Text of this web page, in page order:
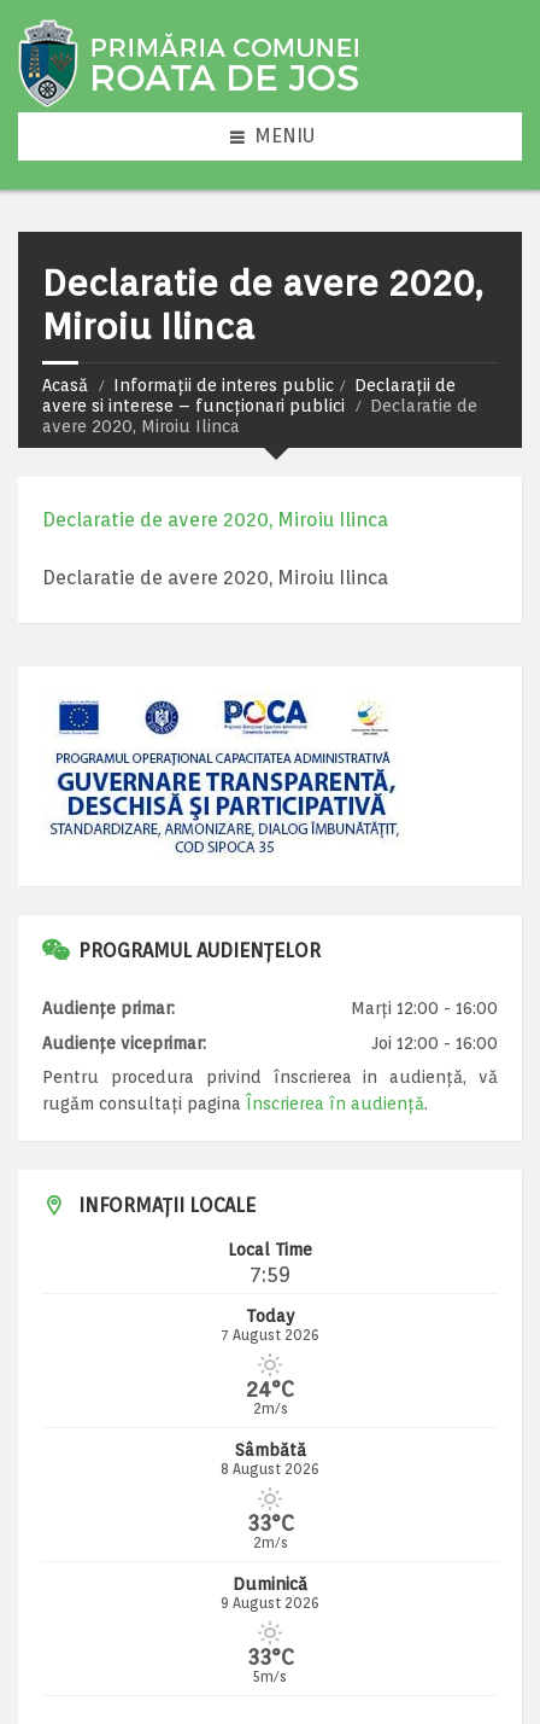
MENIU
Declaratie de avere 2020,
Miroiu Ilinca
Acasă Informații de interes public
Declarații de
avere si interese – funcționari publici
Declaratie de
avere 2020, Miroiu Ilinca
Declaratie de avere 2020, Miroiu Ilinca
Declaratie de avere 2020, Miroiu Ilinca
PROGRAMUL AUDIENȚELOR
Audiențe primar:
Marți 12:00 - 16:00
Audiențe viceprimar:
Joi 12:00 - 16:00
Pentru procedura privind înscrierea in audiență, vă
rugăm consultați pagina Înscrierea în audiență.
INFORMAȚII LOCALE
Local Time
7:59
Today
7 August 2026
24°C
2m/s
Sâmbătă
8 August 2026
33°C
2m/s
Duminică
9 August 2026
33°C
5m/s